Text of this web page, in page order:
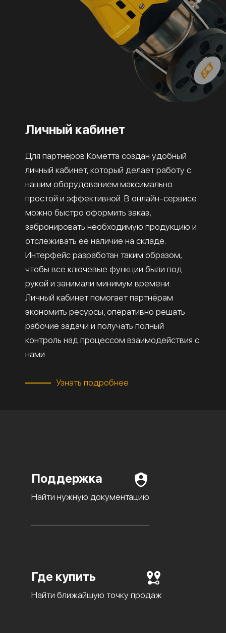
Личный кабинет
Для партнёров Кометта создан удобный
личный кабинет, который делает работу с
нашим оборудованием максимально
простой и эффективной. В онлайн-сервисе
можно быстро оформить заказ,
забронировать необходимую продукцию и
отслеживать её наличие на складе.
Интерфейс разработан таким образом,
чтобы все ключевые функции были под
рукой и занимали минимум времени.
Личный кабинет помогает партнёрам
экономить ресурсы, оперативно решать
рабочие задачи и получать полный
контроль над процессом взаимодействия с
нами.
Узнать подробнее
Поддержка
Найти нужную документацию
Где купить
Найти ближайшую точку продаж